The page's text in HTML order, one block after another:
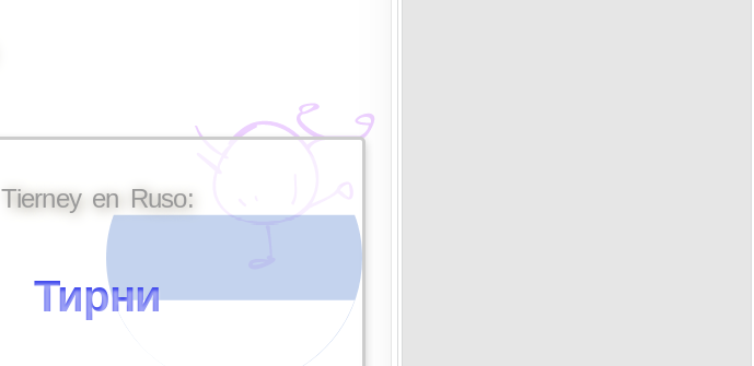
Tierney en Ruso:
Тирни